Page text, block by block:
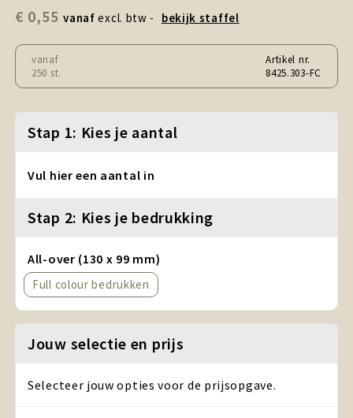
Snoepgoed en Koek
Sport, Spel en Speelgoed
Strand en Zomer
Technologie
€ 0,55 vanaf excl. btw - bekijk staffel
vanaf
250 st.
Artikel nr.
8425.303-FC
Stap 1: Kies je aantal
Vul hier een aantal in
Stap 2: Kies je bedrukking
All-over (130 x 99 mm)
Full colour
Jouw selectie en prijs
Selecteer jouw opties voor de prijsopgave.